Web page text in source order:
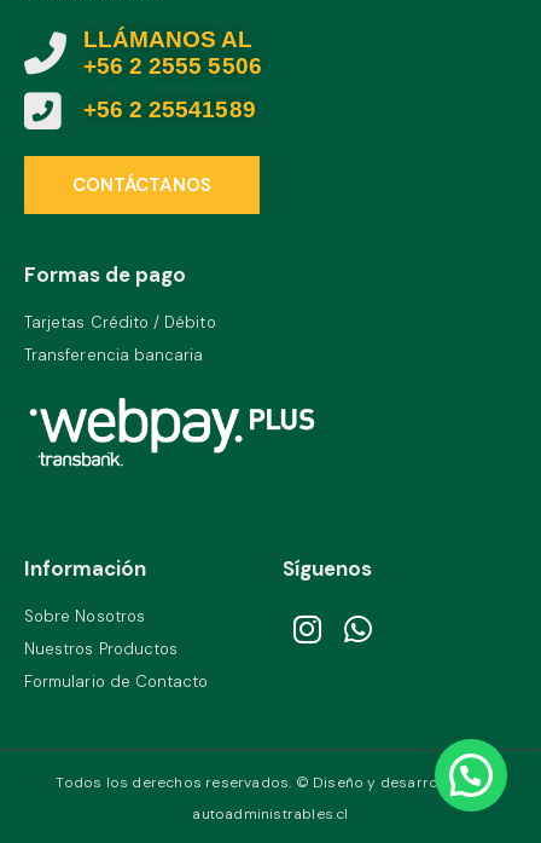
LLÁMANOS AL
+56 2 2555 5506
+56 2 25541589
CONTÁCTANOS
Formas de pago
Tarjetas Crédito / Débito
Transferencia bancaria
Información
Sobre Nosotros
Nuestros Productos
Formulario de Contacto
Síguenos
Todos los derechos reservados. © Diseño y desarrollo por
autoadministrables.cl